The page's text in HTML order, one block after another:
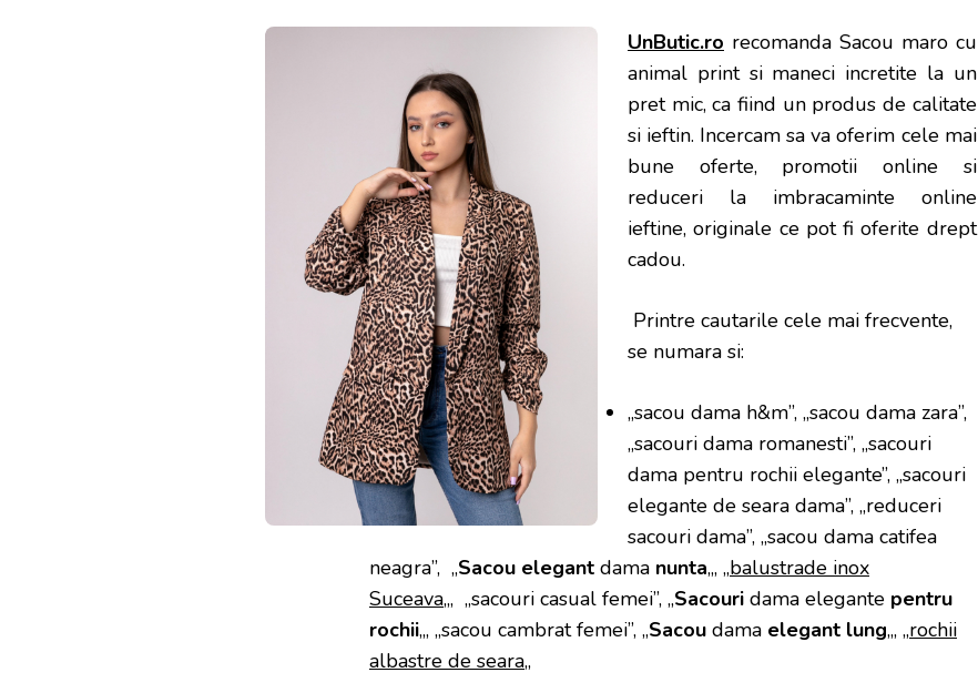
UnButic.ro recomanda Sacou maro cu
animal print si maneci incretite la un
pret mic, ca fiind un produs de calitate
si ieftin. Incercam sa va oferim cele mai
bune oferte, promotii online si
reduceri la imbracaminte online
ieftine, originale ce pot fi oferite drept
cadou.
Printre cautarile cele mai frecvente,
se numara si:
„sacou dama h&m”, „sacou dama zara”,
„sacouri dama romanesti”, „sacouri
dama pentru rochii elegante”, „sacouri
elegante de seara dama”, „reduceri
sacouri dama”, „sacou dama catifea
neagra”, „Sacou elegant dama nunta„, „balustrade inox
Suceava„, „sacouri casual femei”, „Sacouri dama elegante pentru
rochii„, „sacou cambrat femei”, „Sacou dama elegant lung„, „rochii
albastre de seara„